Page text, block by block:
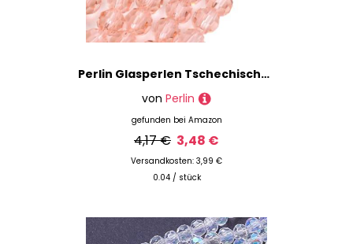
Perlin Glasperlen Tschechische Böhmische Rund Kristall Perlen 4mm CZ 90 Stück Facettierte Glasschliffperlen zum Auffädeln (Vintage Rosa)
von Perlin
gefunden bei Amazon
4,17 € 3,48 €
Versandkosten: 3,99 €
0.04 / stück